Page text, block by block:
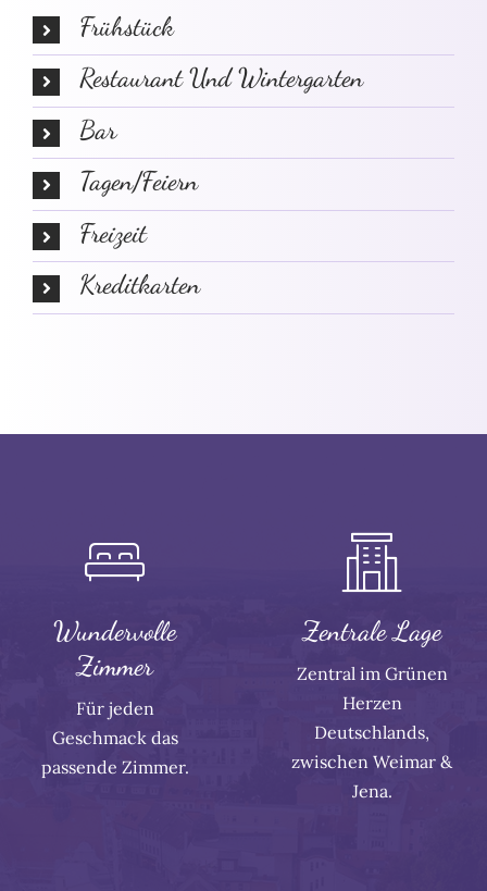
Frühstück
Restaurant Und Wintergarten
Bar
Tagen/Feiern
Freizeit
Kreditkarten
Wundervolle
Zimmer
Für jeden
Geschmack das
passende Zimmer.
Zentrale Lage
Zentral im Grünen
Herzen
Deutschlands,
zwischen Weimar &
Jena.